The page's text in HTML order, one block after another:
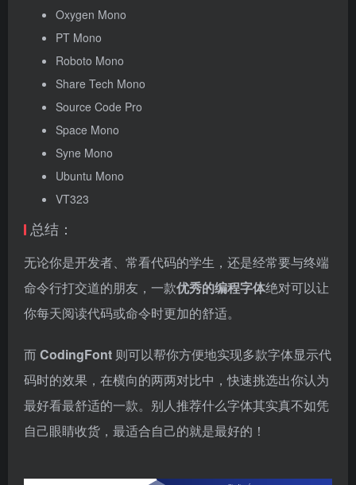
Oxygen Mono
PT Mono
Roboto Mono
Share Tech Mono
Source Code Pro
Space Mono
Syne Mono
Ubuntu Mono
VT323
总结：
无论你是开发者、常看代码的学生，还是经常要与终端
命令行打交道的朋友，一款优秀的编程字体绝对可以让
你每天阅读代码或命令时更加的舒适。
而 CodingFont 则可以帮你方便地实现多款字体显示代
码时的效果，在横向的两两对比中，快速挑选出你认为
最好看最舒适的一款。别人推荐什么字体其实真不如凭
自己眼睛收货，最适合自己的就是最好的！